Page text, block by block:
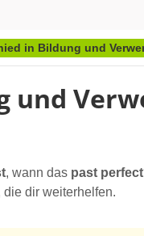
in Bildung und
und
, wann das past perfect
dir weiterhelfen.